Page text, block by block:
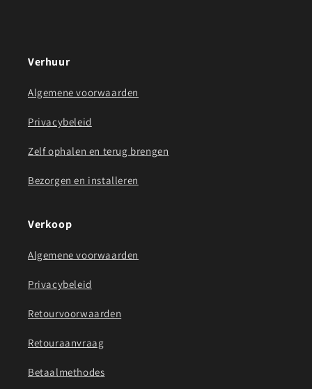
Verhuur
Algemene voorwaarden
Privacybeleid
Zelf ophalen en terug brengen
Bezorgen en installeren
Verkoop
Algemene voorwaarden
Privacybeleid
Retourvoorwaarden
Retouraanvraag
Betaalmethodes